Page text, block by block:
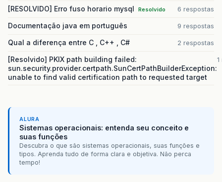
[RESOLVIDO] Erro fuso horario mysql Resolvido 6 respostas
Documentação java em português 9 respostas
Qual a diferença entre C , C++ , C# 2 respostas
[Resolvido] PKIX path building failed:
sun.security.provider.certpath.SunCertPathBuilderException:
unable to find valid certification path to requested target
ALURA
Sistemas operacionais: entenda seu conceito e
suas funções
Descubra o que são sistemas operacionais, suas funções e
tipos. Aprenda tudo de forma clara e objetiva. Não perca
tempo!